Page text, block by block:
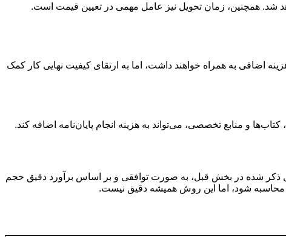
شد. همچنین، زمان تحویل نیز عامل مهمی در تعیین قیمت است.
اضافی به همراه خواهند داشت، اما به ارتقای کیفیت نهایی کار کمک
و منابع تخصصی، می‌تواند به هزینه انجام پایان‌نامه اضافه کند.
ذکر شده در بخش قبل، به صورت توافقی و بر اساس برآورد دقیق حجم
محاسبه شود، اما این روش همیشه دقیق نیست.